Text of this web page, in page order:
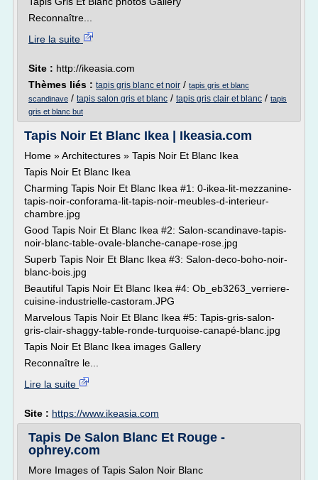
Reconnaître...
Lire la suite
Site : http://ikeasia.com
Thèmes liés : tapis gris blanc et noir / tapis gris et blanc
scandinave / tapis salon gris et blanc / tapis gris clair et blanc / tapis
gris et blanc but
Tapis Noir Et Blanc Ikea | Ikeasia.com
Home » Architectures » Tapis Noir Et Blanc Ikea
Tapis Noir Et Blanc Ikea
Charming Tapis Noir Et Blanc Ikea #1: 0-ikea-lit-mezzanine-
tapis-noir-conforama-lit-tapis-noir-meubles-d-interieur-
chambre.jpg
Good Tapis Noir Et Blanc Ikea #2: Salon-scandinave-tapis-
noir-blanc-table-ovale-blanche-canape-rose.jpg
Superb Tapis Noir Et Blanc Ikea #3: Salon-deco-boho-noir-
blanc-bois.jpg
Beautiful Tapis Noir Et Blanc Ikea #4: Ob_eb3263_verriere-
cuisine-industrielle-castoram.JPG
Marvelous Tapis Noir Et Blanc Ikea #5: Tapis-gris-salon-
gris-clair-shaggy-table-ronde-turquoise-canapé-blanc.jpg
Tapis Noir Et Blanc Ikea images Gallery
Reconnaître le...
Lire la suite
Site : https://www.ikeasia.com
Tapis De Salon Blanc Et Rouge -
ophrey.com
More Images of Tapis Salon Noir Blanc